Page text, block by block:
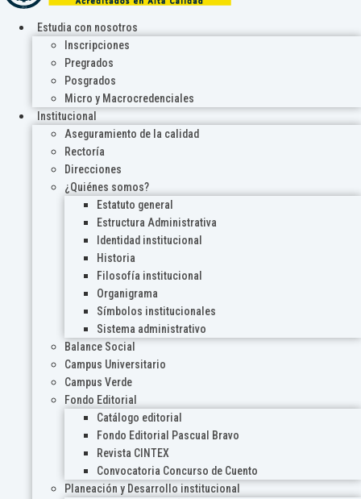
Estudia con nosotros
Inscripciones
Pregrados
Posgrados
Micro y Macrocredenciales
Institucional
Aseguramiento de la calidad
Rectoría
Direcciones
¿Quiénes somos?
Estatuto general
Estructura Administrativa
Identidad institucional
Historia
Filosofía institucional
Organigrama
Símbolos institucionales
Sistema administrativo
Balance Social
Campus Universitario
Campus Verde
Fondo Editorial
Catálogo editorial
Fondo Editorial Pascual Bravo
Revista CINTEX
Convocatoria Concurso de Cuento
Planeación y Desarrollo institucional